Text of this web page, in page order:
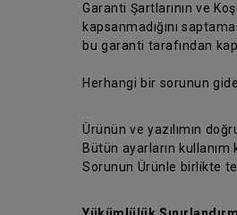
Garanti Şartlarının ve
kapsanmadığını
bu garanti tarafından
Herhangi bir sorunun
Ürünün ve yazılımın
Bütün ayarların kullanım
Sorunun Ürünle birlikte